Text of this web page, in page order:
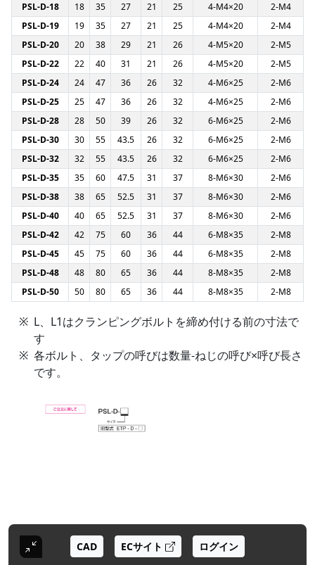
PSL-D-18
18 35 27 21 25 4-M4×20
2-M4
PSL-D-19
19 35 27 21 25 4-M4×20
2-M4
PSL-D-20
20 38 29 21 26 4-M5×20
2-M5
PSL-D-22
22 40 31 21 26 4-M5×20
2-M5
PSL-D-24
24 47 36 26 32 4-M6×25
2-M6
PSL-D-25
25 47 36 26 32 4-M6×25
2-M6
PSL-D-28
28 50 39 26 32 6-M6×25
2-M6
PSL-D-30
30 55 43.5 26 32 6-M6×25
2-M6
PSL-D-32
32 55 43.5 26 32 6-M6×25
2-M6
PSL-D-35
35 60 47.5 31 37 8-M6×30
2-M6
PSL-D-38
38 65 52.5 31 37 8-M6×30
2-M6
PSL-D-40
40 65 52.5 31 37 8-M6×30
2-M6
PSL-D-42
42 75 60 36 44 6-M8×35
2-M8
PSL-D-45
45 75 60 36 44 6-M8×35
2-M8
PSL-D-48
48 80 65 36 44 8-M8×35
2-M8
PSL-D-50
50 80 65 36 44 8-M8×35 2-M8
L、L1はクランピングボルトを締め付ける前の寸法で
す
各ボルト、タップの呼びは数量-ねじの呼び×呼び長さ
です。
CAD ECサイト ログイン